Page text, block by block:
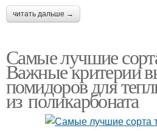
читать дальше →
Самые лучшие
Важные критерии
помидоров для
из поликарбоната